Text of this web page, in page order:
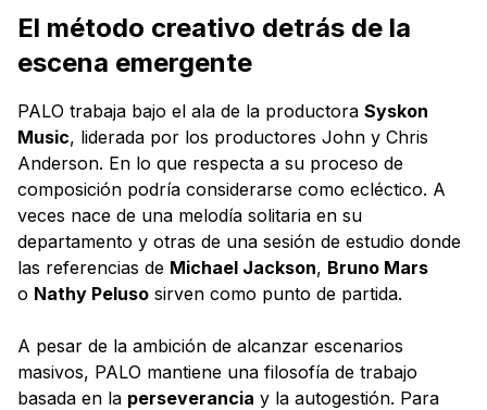
El método creativo detrás de la
escena emergente
PALO trabaja bajo el ala de la productora Syskon
Music, liderada por los productores John y Chris
Anderson. En lo que respecta a su proceso de
composición podría considerarse como ecléctico. A
veces nace de una melodía solitaria en su
departamento y otras de una sesión de estudio donde
las referencias de Michael Jackson, Bruno Mars
o Nathy Peluso sirven como punto de partida.
A pesar de la ambición de alcanzar escenarios
masivos, PALO mantiene una filosofía de trabajo
basada en la perseverancia y la autogestión. Para